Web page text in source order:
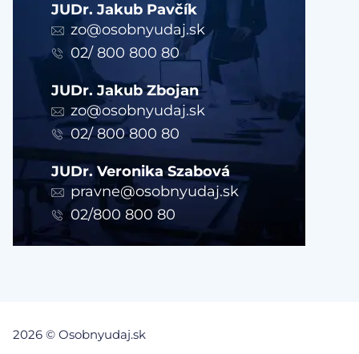
JUDr. Jakub Pavčík
zo@osobnyudaj.sk
02/ 800 800 80
JUDr. Jakub Zbojan
zo@osobnyudaj.sk
02/ 800 800 80
JUDr. Veronika Szabová
pravne@osobnyudaj.sk
02/800 800 80
2026 © Osobnyudaj.sk